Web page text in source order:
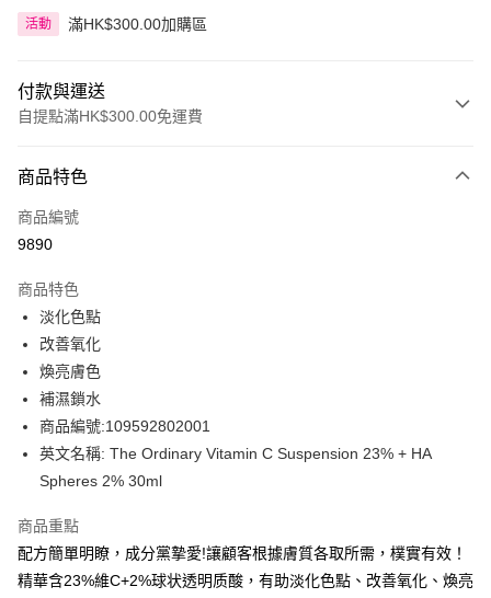
活動 滿HK$300.00加購區
付款與運送
自提點滿HK$300.00免運費
信用卡
Apple Pay
PayMe
WeChat Pay
BoC Pay
送貨方式
順豐自助櫃 - 確認發貨後1-3個工作天送達
順豐站及營業點 - 確認發貨後1-3個工作天送達
每筆HK$65.00，滿HK$300.00或以上免運費
商品特色
商品編號
9890
商品特色
淡化色點
改善氧化
煥亮膚色
補濕鎖水
商品編號:109592802001
英文名稱: The Ordinary Vitamin C Suspension 23% + HA
Spheres 2% 30ml
商品重點
配方簡單明瞭，成分黨摯愛!讓顧客根據膚質各取所需，樸實有效！
精華含23%維C+2%球状透明质酸，有助淡化色點、改善氧化、煥亮